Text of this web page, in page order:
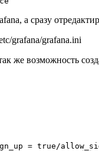
а сразу
grafana/grafana.ini
же возможность
= true/